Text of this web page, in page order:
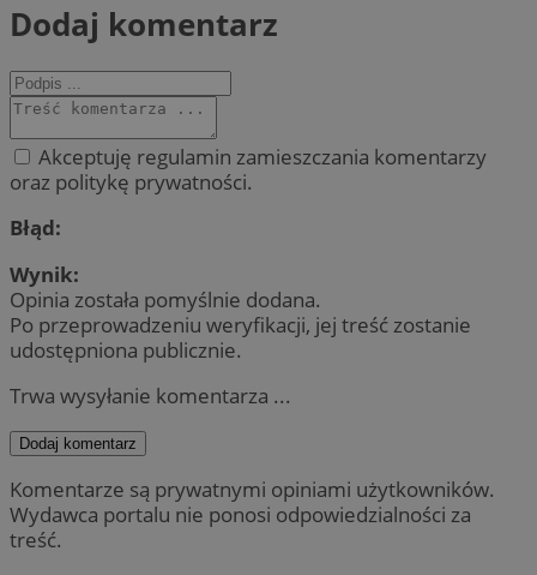
Dodaj komentarz
Akceptuję regulamin zamieszczania komentarzy
oraz politykę prywatności.
Błąd:
Wynik:
Opinia została pomyślnie dodana.
Po przeprowadzeniu weryfikacji, jej treść zostanie
udostępniona publicznie.
Trwa wysyłanie komentarza ...
Dodaj komentarz
Komentarze są prywatnymi opiniami użytkowników.
Wydawca portalu nie ponosi odpowiedzialności za
treść.